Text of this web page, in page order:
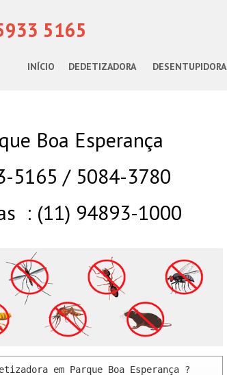
5165
INÍCIO DEDETIZADORA DESENTUPIDORA
Boa Esperança
5165 / 5084-3780
: (11) 94893-1000
em Parque Boa Esperança ?